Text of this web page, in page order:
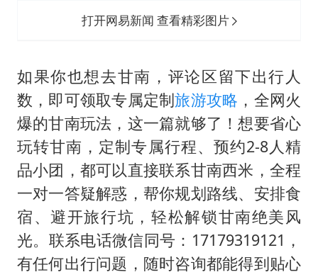
打开网易新闻 查看精彩图片
如果你也想去甘南，评论区留下出行人
数，即可领取专属定制旅游攻略 ，全网火
爆的甘南玩法，这一篇就够了！想要省心
玩转甘南，定制专属行程、预约2-8人精
品小团，都可以直接联系甘南西米，全程
一对一答疑解惑，帮你规划路线、安排食
宿、避开旅行坑，轻松解锁甘南绝美风
光。联系电话微信同号：17179319121，
有任何出行问题，随时咨询都能得到贴心